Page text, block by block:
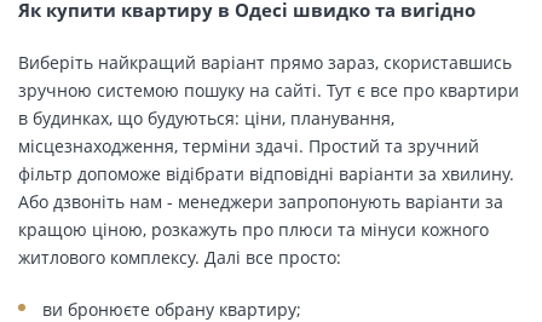
Як купити квартиру в Одесі швидко та вигідно
Виберіть найкращий варіант прямо зараз, скориставшись
зручною системою пошуку на сайті. Тут є все про квартири
в будинках, що будуються: ціни, планування,
місцезнаходження, терміни здачі. Простий та зручний
фільтр допоможе відібрати відповідні варіанти за хвилину.
Або дзвоніть нам - менеджери запропонують варіанти за
кращою ціною, розкажуть про плюси та мінуси кожного
житлового комплексу. Далі все просто:
ви бронюєте обрану квартиру;